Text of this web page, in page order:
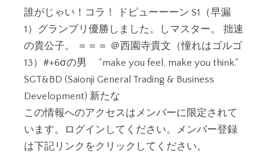
誰がじゃい！コラ！ ドピューーーン S1（早漏
1）グランプリ優勝しました。しマスター。 拙速
の貴公子。 ＝＝＝ ＠西園寺貴文（憧れはゴルゴ
13）#+6σの男 "make you feel, make you think."
SGT&BD (Saionji General Trading & Business
Development) 新たな
この情報へのアクセスはメンバーに限定されて
います。ログインしてください。メンバー登録
は下記リンクをクリックしてください。